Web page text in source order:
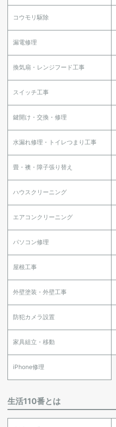
コウモリ駆除
漏電修理
換気扇・レンジフード工事
スイッチ工事
鍵開け・交換・修理
水漏れ修理・トイレつまり工事
畳・襖・障子張り替え
ハウスクリーニング
エアコンクリーニング
パソコン修理
屋根工事
外壁塗装・外壁工事
防犯カメラ設置
家具組立・移動
iPhone修理
生活110番とは